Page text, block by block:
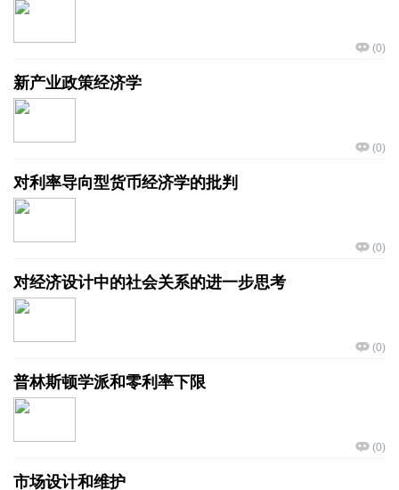
(0)
新产业政策经济学
(0)
对利率导向型货币经济学的批判
(0)
对经济设计中的社会关系的进一步思考
(0)
普林斯顿学派和零利率下限
(0)
市场设计和维护